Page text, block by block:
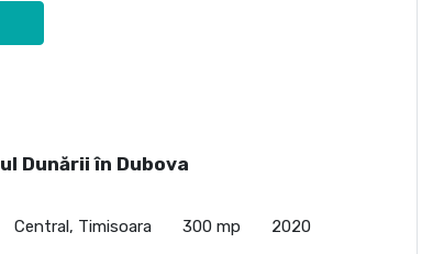
Dunării în Dubova
Central, Timisoara 300 mp 2020